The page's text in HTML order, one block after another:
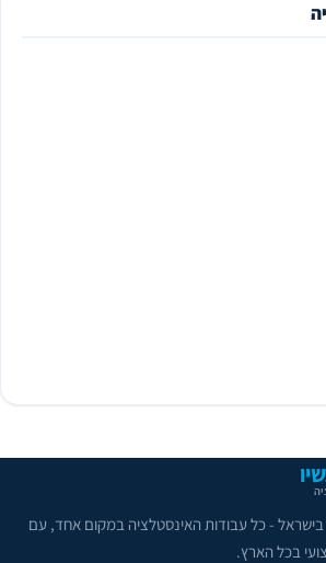
בישראל - כל עבודות האינסטלציה במקום אחד, עם
בכל הארץ.